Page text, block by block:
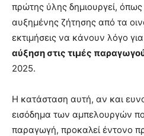
πρώτης ύλης δημιουργεί,
αυξημένης ζήτησης από τα
εκτιμήσεις να κάνουν λόγο
αύξηση στις τιμές
2025.
Η κατάσταση αυτή, αν και
εισόδημα των αμπελουργών
παραγωγή, προκαλεί έντονο